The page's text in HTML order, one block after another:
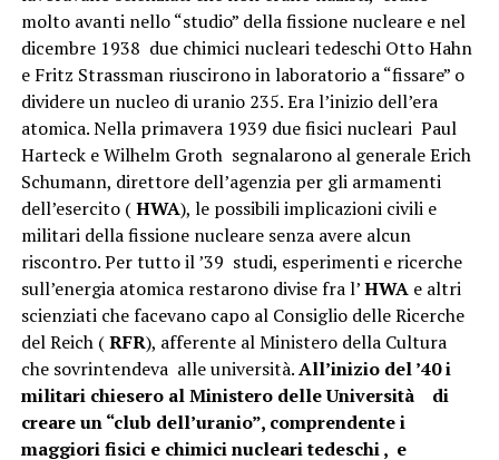
molto avanti nello “studio” della fissione nucleare e nel
dicembre 1938 due chimici nucleari tedeschi Otto Hahn
e Fritz Strassman riuscirono in laboratorio a “fissare” o
dividere un nucleo di uranio 235. Era l’inizio dell’era
atomica. Nella primavera 1939 due fisici nucleari Paul
Harteck e Wilhelm Groth segnalarono al generale Erich
Schumann, direttore dell’agenzia per gli armamenti
dell’esercito (HWA), le possibili implicazioni civili e
militari della fissione nucleare senza avere alcun
riscontro. Per tutto il ’39 studi, esperimenti e ricerche
sull’energia atomica restarono divise fra l’HWAe altri
scienziati che facevano capo al Consiglio delle Ricerche
del Reich (RFR), afferente al Ministero della Cultura
che sovrintendeva alle università.All’inizio del ’40 i
militari chiesero alMinistero delle Università di
creare un “club dell’uranio”, comprendente i
maggiori fisici e chimici nucleari tedeschi , e